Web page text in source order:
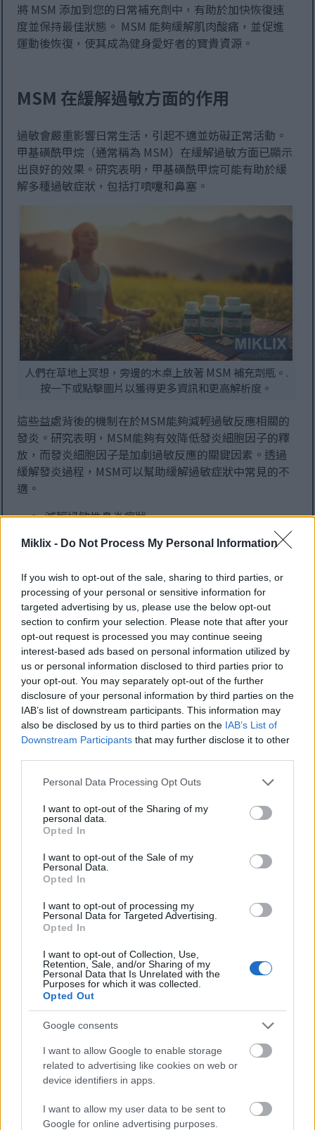
Miklix - Do Not Process My Personal Information
If you wish to opt-out of the sale, sharing to third parties, or
processing of your personal or sensitive information for
targeted advertising by us, please use the below opt-out
section to confirm your selection. Please note that after your
opt-out request is processed you may continue seeing
interest-based ads based on personal information utilized by
us or personal information disclosed to third parties prior to
your opt-out. You may separately opt-out of the further
disclosure of your personal information by third parties on the
IAB’s list of downstream participants. This information may
also be disclosed by us to third parties on the IAB’s List of
Downstream Participants that may further disclose it to other
Please note that this website/app uses one or more Google
not limited to your visit or usage behaviour. You may click to
grant or deny consent to Google and its third-party tags to
use your data for below specified purposes in below Google
consent section.
Personal Data Processing Opt Outs
I want to opt-out of the Sharing of my
personal data.
Opted In
I want to opt-out of the Sale of my
Personal Data.
Opted In
I want to opt-out of processing my
Personal Data for Targeted Advertising.
Opted In
I want to opt-out of Collection, Use,
Retention, Sale, and/or Sharing of my
Personal Data that Is Unrelated with the
Purposes for which it was collected.
Opted Out
Google consents
I want to allow Google to enable storage
related to advertising like cookies on web or
device identifiers in apps.
I want to allow my user data to be sent to
Google for online advertising purposes.
將 MSM 添加到您的日常補充劑中，有助於加快恢復速
度並保持最佳狀態。 MSM 能夠緩解肌肉酸痛，並促進
運動後恢復，使其成為健身愛好者的寶貴資源。
MSM 在緩解過敏方面的作用
過敏會嚴重影響日常生活，引起不適並妨礙正常活動。
甲基磺酰甲烷（通常稱為 MSM）在緩解過敏方面已顯示
出良好的效果。研究表明，甲基磺酰甲烷可能有助於緩
解多種過敏症狀，包括打噴嚏和鼻塞。
人們在草地上冥想，旁邊的木桌上放著 MSM 補充劑瓶。.
按一下或點擊圖片以獲得更多資訊和更高解析度。
這些益處背後的機制在於MSM能夠減輕過敏反應相關的
發炎。研究表明，MSM能夠有效降低發炎細胞因子的釋
放，而發炎細胞因子是加劇過敏反應的關鍵因素。透過
緩解發炎過程，MSM可以幫助緩解過敏症狀中常見的不
適。
減輕過敏性鼻炎症狀
緩解打噴嚏
總體而言，MSM 和發炎似乎存在複雜的關係，如果得到
有效控制，可以顯著緩解過敏患者的症狀。
利用 MSM 增強免疫系統功能
甲基磺酰甲烷 (MSM) 是支持免疫系統的關鍵成分。研究
表明，它可以透過降低氧化壓力和發炎來增強免疫功
能。這些因素會削弱人體的防禦能力。 MSM 有助於產
生穀胱甘肽——一種重要的抗氧化劑，從而增強免疫反
經常使用 MSM 可以增強免疫系統。甲基磺酰甲烷在免
而聞名，在面對環境壓力和病原體時至關重要。
重免疫健康的人來說，MSM是一種非常有價值的補充。
它可以成為健康計劃的重要組成部分。
MSM對皮膚健康的影響
甲基磺酰基甲烷 (MSM) 是護膚領域的顛覆性成分，兼具
美容和皮膚病學優勢。它以強健角蛋白（皮膚、頭髮和
指甲中的關鍵蛋白質）而聞名。這種強健作用可使肌膚
更健康、更有彈性。
研究表明，MSM 可以有效減少皮膚炎症，而發炎是許多
皮膚問題的關鍵因素。它還能幫助滋潤肌膚，使肌膚更
光滑、更柔嫩。對於那些正在與紅斑痤瘡等發炎性皮膚
問題作鬥爭的人來說，MSM 可以幫助緩解症狀，使膚色
更透亮。